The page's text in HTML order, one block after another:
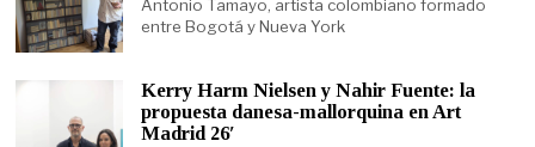
Antonio Tamayo, artista colombiano formado
entre Bogotá y Nueva York
Kerry Harm Nielsen y Nahir Fuente: la
propuesta danesa-mallorquina en Art
Madrid 26′